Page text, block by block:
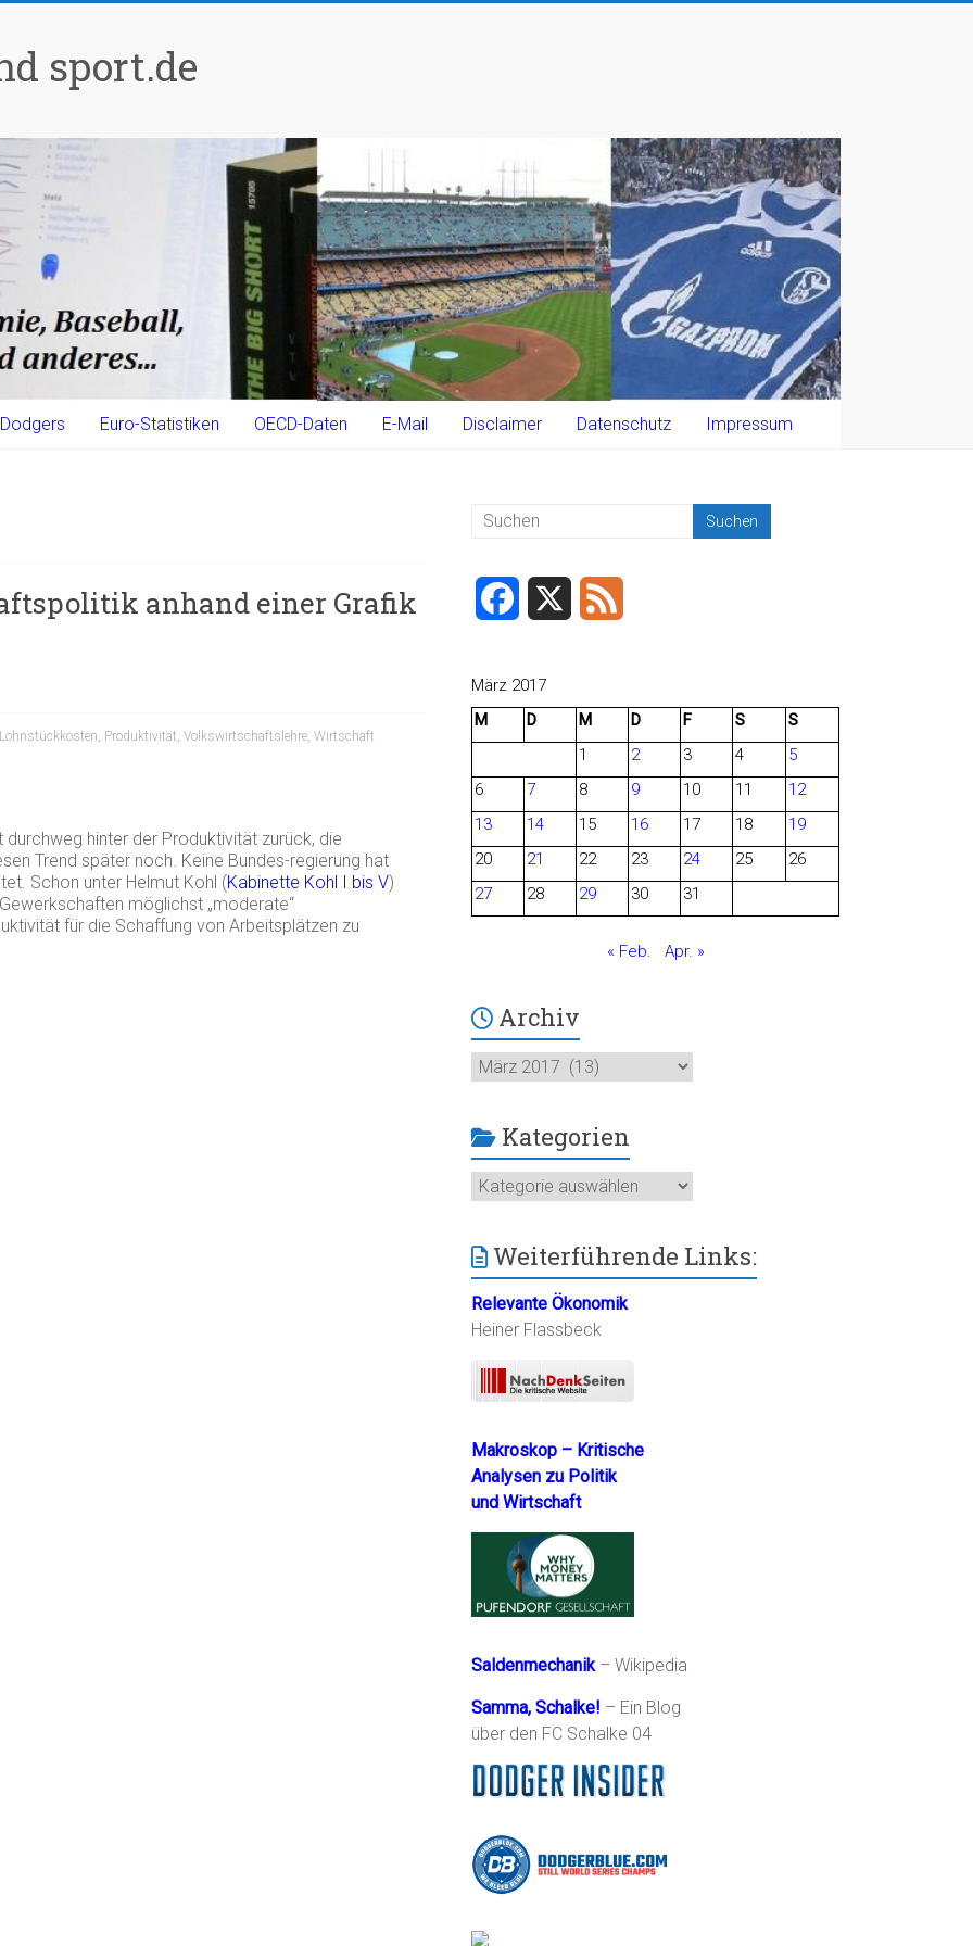
sport.de
Dodgers Euro-Statistiken OECD-Daten E-Mail Disclaimer Datenschutz Impressum
anhand einer Grafik
Lohnstückkosten Produktivität Volkswirtschaftslehre Wirtschaft
hinter der Produktivität zurück, die
Trend später noch. Keine Bundes-regierung hat
Schon unter Helmut Kohl (Kabinette Kohl I bis V)
möglichst „moderate“
für die Schaffung von Arbeitsplätzen zu
c
e
o
o
k
d
März 2017
M
D M D F S
S
1
2 3 4
5
6
7 8 9 10 11
12
13
14 15 16 17 18
19
20
21 22 23 24 25
26
27
28 29 30 31
« Feb. Apr. »
Archiv
Archiv
Kategorien
Kategorien
Weiterführende Links:
Relevante Ökonomik
Heiner Flassbeck
Makroskop – Kritische
Analysen zu Politik
und Wirtschaft
Saldenmechanik– Wikipedia
Samma, Schalke! – Ein Blog
über den FC Schalke 04